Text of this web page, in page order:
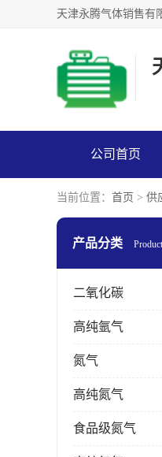
公司首页
当前位置： 首页 > 供
产品分类 Product
二氧化碳
高纯氩气
氮气
高纯氮气
食品级氮气